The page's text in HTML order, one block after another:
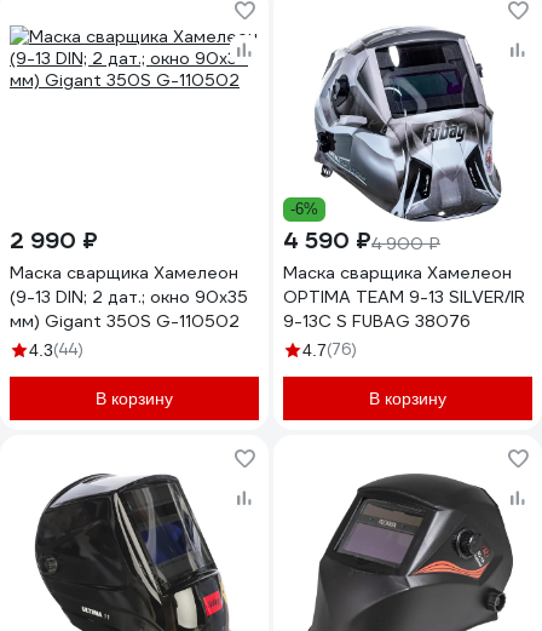
2 990 ₽
Маска сварщика Хамелеон
(9-13 DIN; 2 дат.; окно 90х35
мм) Gigant 350S G-110502
4.3(44)
В корзину
-6%
4 590 ₽4 900 ₽
Маска сварщика Хамелеон
OPTIMA TEAM 9-13 SILVER/IR
9-13C S FUBAG 38076
4.7(76)
В корзину